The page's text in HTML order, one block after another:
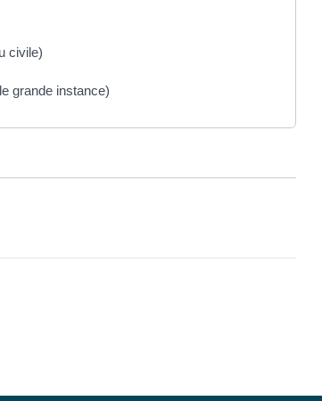
civile)
grande instance)